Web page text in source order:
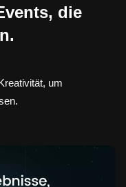
die
um